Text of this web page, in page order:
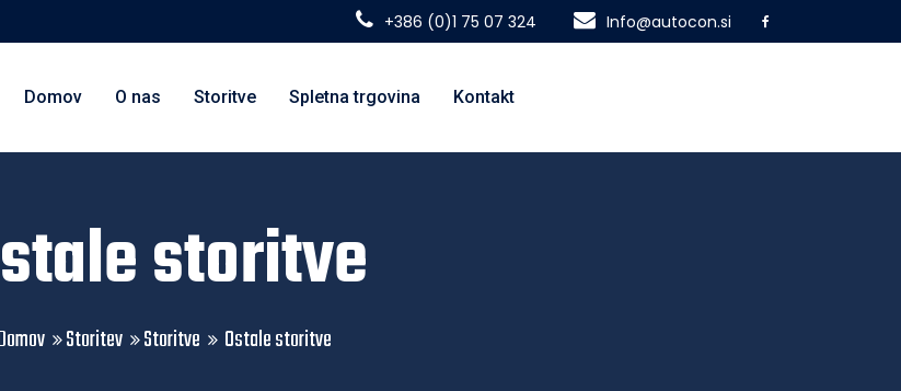
+386 (0)1 75 07 324 Info@autocon.si
Domov O nas Storitve Spletna trgovina Kontakt
storitve
Storitev Storitve Ostale storitve